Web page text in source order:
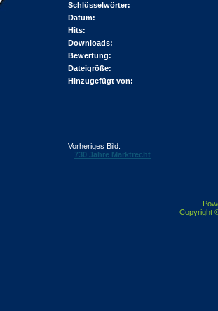
Schlüsselwörter:
Datum:
Hits:
Downloads:
Bewertung:
Dateigröße:
Hinzugefügt von:
Vorheriges Bild:
730 Jahre Marktrecht
Copyright